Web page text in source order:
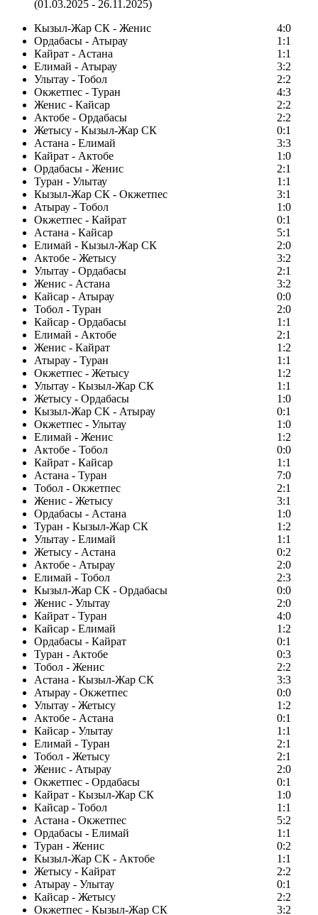
(01.03.2025 - 26.11.2025)
Кызыл-Жар СК - Женис
4:0
Ордабасы - Атырау
1:1
Кайрат - Астана
1:1
Елимай - Атырау
3:2
Улытау - Тобол
2:2
Окжетпес - Туран
4:3
Женис - Кайсар
2:2
Актобе - Ордабасы
2:2
Жетысу - Кызыл-Жар СК
0:1
Астана - Елимай
3:3
Кайрат - Актобе
1:0
Ордабасы - Женис
2:1
Туран - Улытау
1:1
Кызыл-Жар СК - Окжетпес
3:1
Атырау - Тобол
1:0
Окжетпес - Кайрат
0:1
Астана - Кайсар
5:1
Елимай - Кызыл-Жар СК
2:0
Актобе - Жетысу
3:2
Улытау - Ордабасы
2:1
Женис - Астана
3:2
Кайсар - Атырау
0:0
Тобол - Туран
2:0
Кайсар - Ордабасы
1:1
Елимай - Актобе
2:1
Женис - Кайрат
1:2
Атырау - Туран
1:1
Окжетпес - Жетысу
1:2
Улытау - Кызыл-Жар СК
1:1
Жетысу - Ордабасы
1:0
Кызыл-Жар СК - Атырау
0:1
Окжетпес - Улытау
1:0
Елимай - Женис
1:2
Актобе - Тобол
0:0
Кайрат - Кайсар
1:1
Астана - Туран
7:0
Тобол - Окжетпес
2:1
Женис - Жетысу
3:1
Ордабасы - Астана
1:0
Туран - Кызыл-Жар СК
1:2
Улытау - Елимай
1:1
Жетысу - Астана
0:2
Актобе - Атырау
2:0
Елимай - Тобол
2:3
Кызыл-Жар СК - Ордабасы
0:0
Женис - Улытау
2:0
Кайрат - Туран
4:0
Кайсар - Елимай
1:2
Ордабасы - Кайрат
0:1
Туран - Актобе
0:3
Тобол - Женис
2:2
Астана - Кызыл-Жар СК
3:3
Атырау - Окжетпес
0:0
Улытау - Жетысу
1:2
Актобе - Астана
0:1
Кайсар - Улытау
1:1
Елимай - Туран
2:1
Тобол - Жетысу
2:1
Женис - Атырау
2:0
Окжетпес - Ордабасы
0:1
Кайрат - Кызыл-Жар СК
1:0
Кайсар - Тобол
1:1
Астана - Окжетпес
5:2
Ордабасы - Елимай
1:1
Туран - Женис
0:2
Кызыл-Жар СК - Актобе
1:1
Жетысу - Кайрат
2:2
Атырау - Улытау
0:1
Кайсар - Жетысу
2:2
Окжетпес - Кызыл-Жар СК
3:2